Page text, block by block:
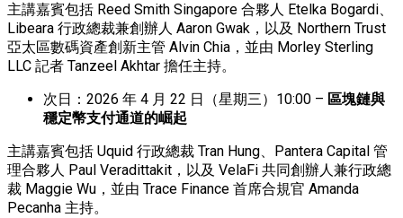
主講嘉賓包括 Reed Smith Singapore 合夥人 Etelka Bogardi、
Libeara 行政總裁兼創辦人 Aaron Gwak，以及 Northern Trust
亞太區數碼資產創新主管 Alvin Chia，並由 Morley Sterling
LLC 記者 Tanzeel Akhtar 擔任主持。
次日：2026 年 4 月 22 日（星期三）10:00 – 區塊鏈與
穩定幣支付通道的崛起
主講嘉賓包括 Uquid 行政總裁 Tran Hung、Pantera Capital 管
理合夥人 Paul Veradittakit，以及 VelaFi 共同創辦人兼行政總
裁 Maggie Wu，並由 Trace Finance 首席合規官 Amanda
Pecanha 主持。